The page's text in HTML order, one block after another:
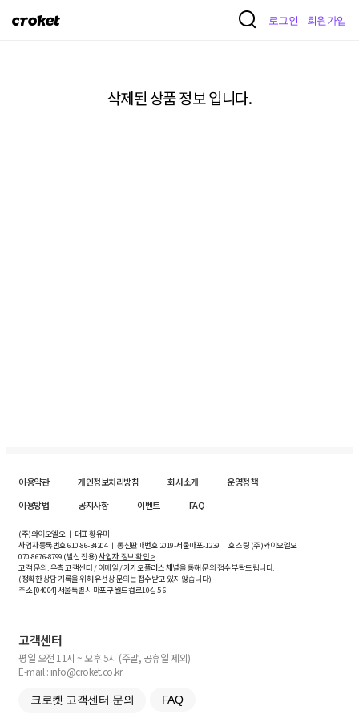
크
로그인 회원가입
삭제된 상품 정보 입니다.
이용약관 개인정보처리방침 회사소개
운영정책
이용방법
공지사항 이벤트 FAQ
(주)와이오엘오 ㅣ 대표 황유미
사업자등록번호610-86-34204ㅣ 통신판매번호 2019-서울마포-1239 ㅣ 호스팅 (주)와이오엘오
070-8676-8799 (발신 전용)사업자 정보 확인 >
고객 문의: 우측 고객센터 / 이메일 / 카카오플러스 채널을 통해 문의 접수 부탁드립니다.
(정확한 상담 기록을 위해 유선상 문의는 접수받고 있지 않습니다)
주소 [04004] 서울특별시 마포구 월드컵로10길5-6
고객센터
평일 오전 11시 ~ 오후 5시 (주말, 공휴일 제외)
E-mail : info@croket.co.kr
크로켓 고객센터 문의 FAQ